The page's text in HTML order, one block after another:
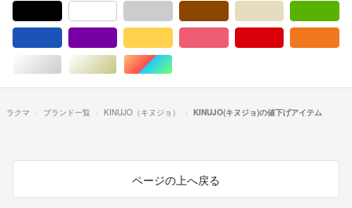
シルバー/銀色系ゴールド/金色系マルチカラー
ラクマ ブランド一覧 KINUJO（キヌジョ） KINUJO(キヌジョ)の値下げアイテム
ページの上へ戻る